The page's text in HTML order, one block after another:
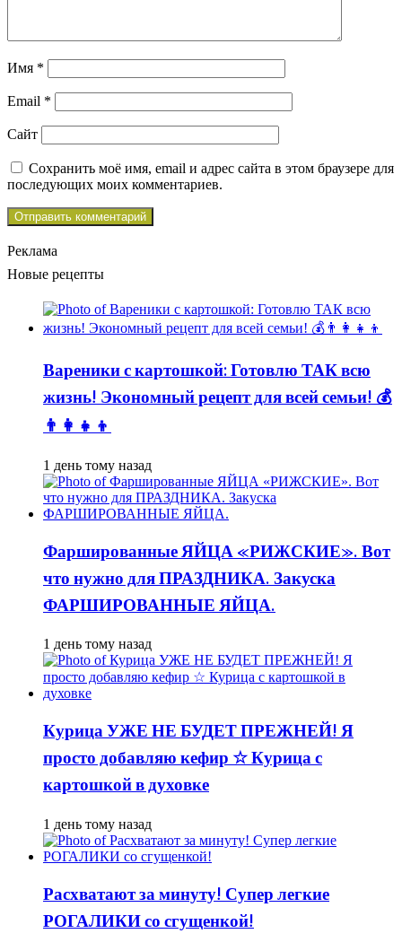
Имя *
Email *
Сайт
Сохранить моё имя, email и адрес сайта в этом браузере для
последующих моих комментариев.
Реклама
Новые рецепты
Вареники с картошкой: Готовлю ТАК всю
жизнь! Экономный рецепт для всей семьи! 💰
👨👩👧👦
1 день тому назад
Фаршированные ЯЙЦА «РИЖСКИЕ». Вот
что нужно для ПРАЗДНИКА. Закуска
ФАРШИРОВАННЫЕ ЯЙЦА.
1 день тому назад
Курица УЖЕ НЕ БУДЕТ ПРЕЖНЕЙ! Я
просто добавляю кефир ☆ Курица с
картошкой в духовке
1 день тому назад
Расхватают за минуту! Супер легкие
РОГАЛИКИ со сгущенкой!